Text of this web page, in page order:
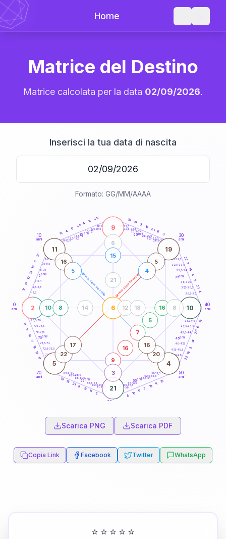
Home
Matrice del Destino
Matrice calcolata per la data 02/09/2026.
Inserisci la tua data di nascita
Formato: GG/MM/AAAA
generazione maschile generazione femminile
0
anni
10
anni
30
anni
40
anni
50
anni
60
70
anni
1-2,5
2,5-3,5
3,5-4
6-7,5
7,5-8,5
8,5-9
11-12,5
12,5-13,5
13,5-14
16-17,5
17,5-18,5
18,5-19
21-22,5
22,5-23,5
23,5-24
26-27,5
27,5-28,5
28,5-29
31-32,5
32,5-33,5
33,5-34
36-37,5
37,5-38,5
38,5-39
41-42,5
42,5-43,5
43,5-44
46-47,5
47,5-48,5
48,5-49
51-52,5
52,5-53,5
53,5-54
56-57,5
57,5-58,5
58,5-59
61-62,5
62,5-63,5
63,5-64
66-67,5
67,5-68,5
68,5-69
71-72,5
72,5-73,5
73,5-74
76-77,5
77,5-78,5
78,5-79
17
15
10
13
19
6
17
15
4
6
20 4
11
20 10
19
11
10
21 11
3
22
3
14
11
5
21
4
16
6
20
14
5
18
22
15
11
18
7
17
10
4
5
11
19
8
21
13
18
17
12
19
7
16
9
11
2
9
10
21
6
11 19
5 4
9
16
7
5
16
10
6
8
3
8
15
12 18
14
21
16
5
5
4
22
17
20
16
5anni
15 anni 25anni
35anni
45anni
55anni
65anni
75anni
Scarica PNG Scarica PDF
Copia Link Facebook Twitter WhatsApp
⭐ ⭐ ⭐ ⭐ ⭐